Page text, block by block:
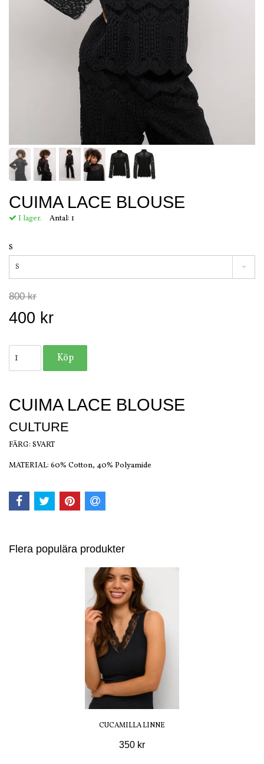
CUIMA LACE BLOUSE
I lager. Antal: 1
S
S
800 kr
400 kr
CUIMA LACE BLOUSE
CULTURE
FÄRG: SVART
MATERIAL: 60% Cotton, 40% Polyamide
Flera populära produkter
CUCAMILLA LINNE
350 kr